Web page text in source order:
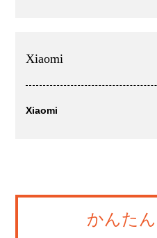
Xiaomi
Xiaomi
かんた